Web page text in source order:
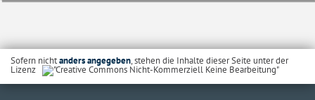
Sofern nichtanders angegeben, stehen die Inhalte dieser Seite unter der
Lizenz